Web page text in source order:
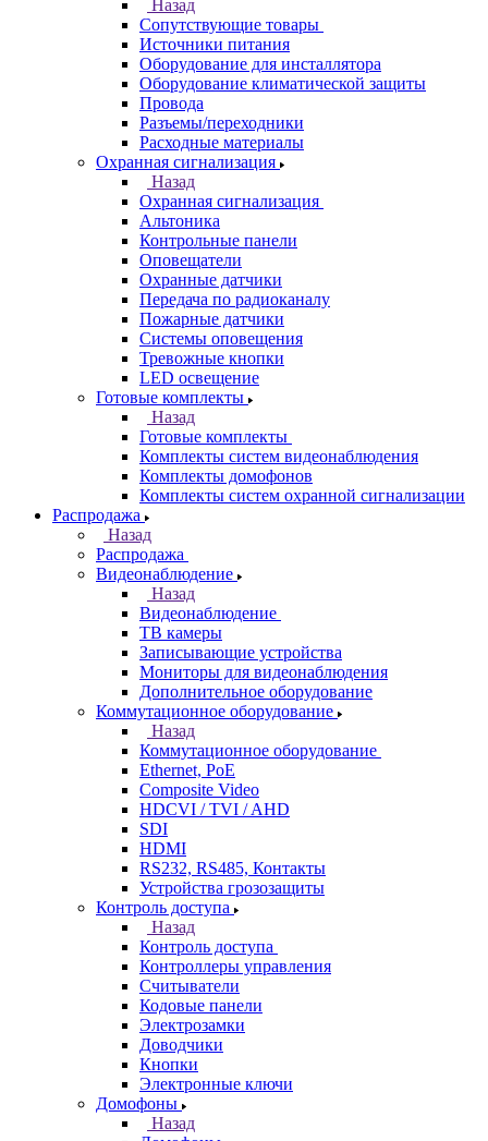
Назад
Сопутствующие товары
Источники питания
Оборудование для инсталлятора
Оборудование климатической защиты
Провода
Разъемы/переходники
Расходные материалы
Охранная сигнализация
Назад
Охранная сигнализация
Альтоника
Контрольные панели
Оповещатели
Охранные датчики
Передача по радиоканалу
Пожарные датчики
Системы оповещения
Тревожные кнопки
LED освещение
Готовые комплекты
Назад
Готовые комплекты
Комплекты систем видеонаблюдения
Комплекты домофонов
Комплекты систем охранной сигнализации
Распродажа
Назад
Распродажа
Видеонаблюдение
Назад
Видеонаблюдение
ТВ камеры
Записывающие устройства
Мониторы для видеонаблюдения
Дополнительное оборудование
Коммутационное оборудование
Назад
Коммутационное оборудование
Ethernet, PoE
Composite Video
HDCVI / TVI / AHD
SDI
HDMI
RS232, RS485, Контакты
Устройства грозозащиты
Контроль доступа
Назад
Контроль доступа
Контроллеры управления
Считыватели
Кодовые панели
Электрозамки
Доводчики
Кнопки
Электронные ключи
Домофоны
Назад